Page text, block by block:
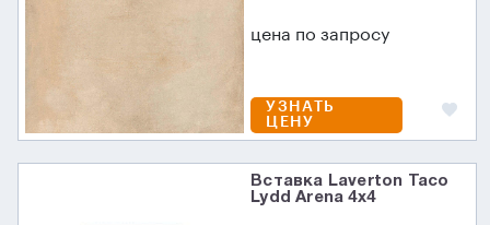
цена по запросу
УЗНАТЬ
ЦЕНУ
Вставка Laverton Taco
Lydd Arena 4x4